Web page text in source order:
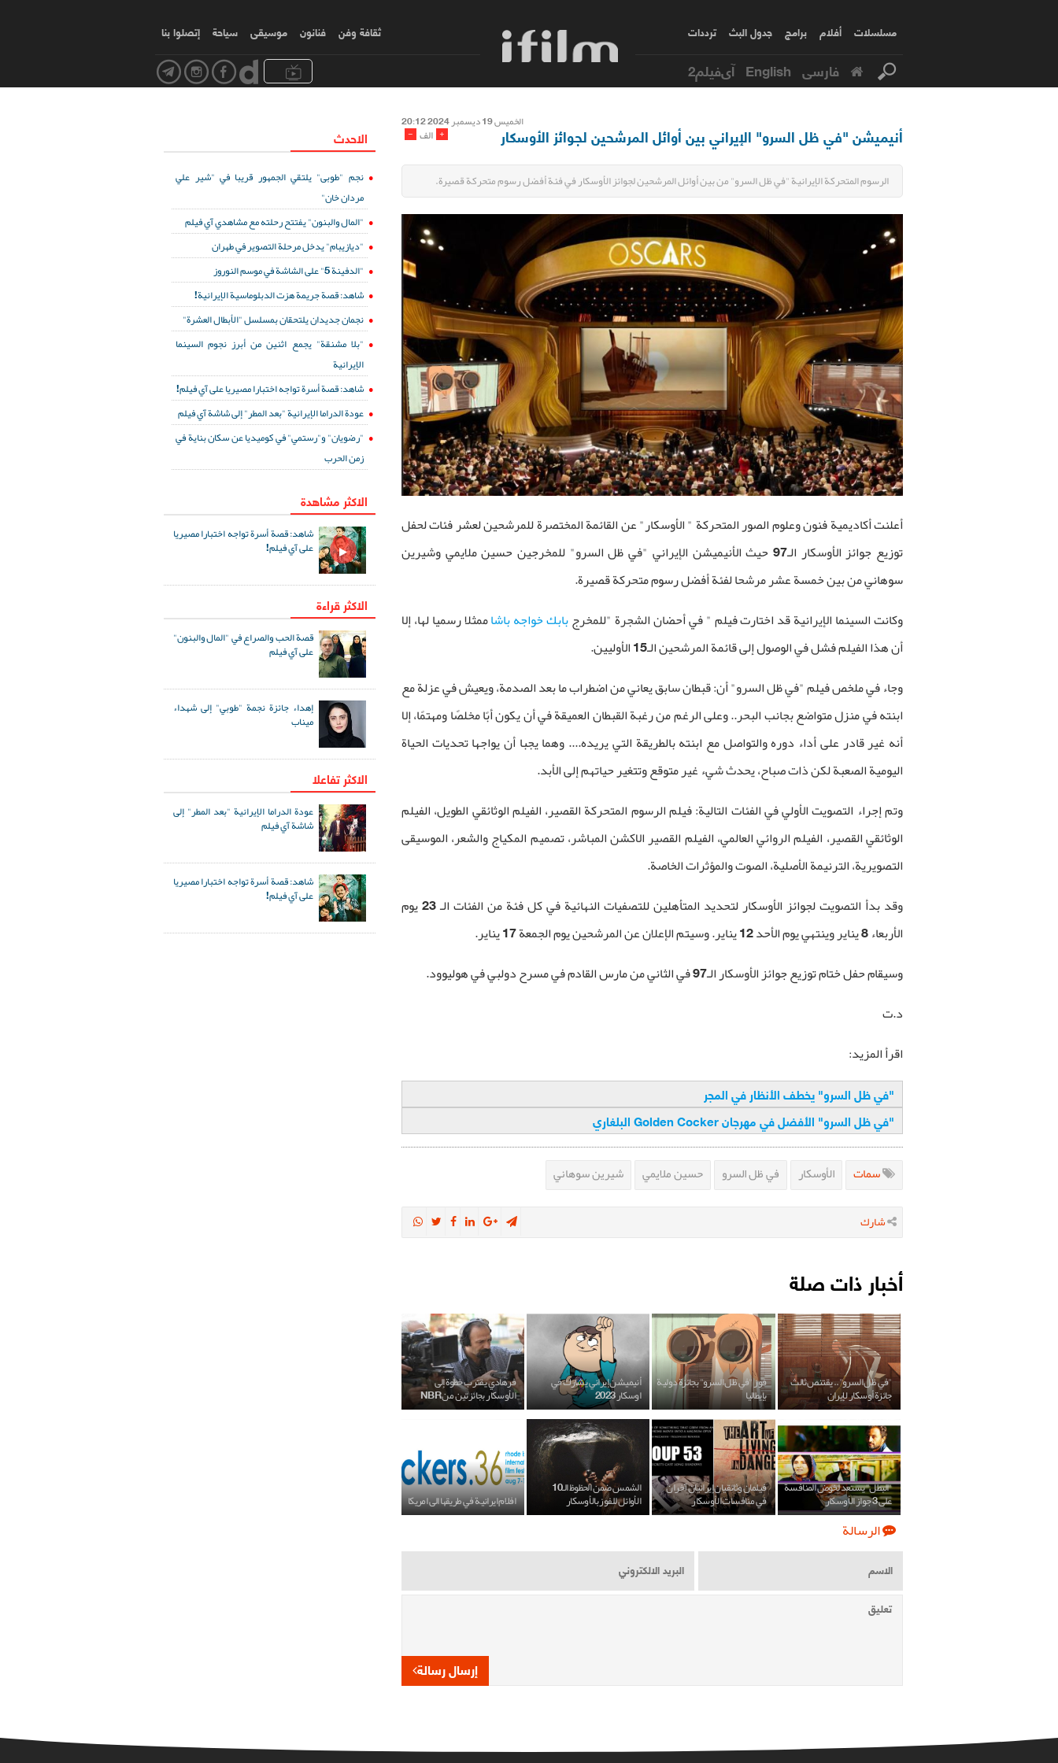
مسلسلات أفلام برامج جدول البث ترددات ثقافة وفن فنانون موسیقی سياحة إتصلوا بنا
فارسی English آی‌فیلم2
الخمیس 19 دیسمبر 2024 20:12
- الف + أنيميشن "في ظل السرو" الإيراني بين أوائل المرشحين لجوائز الأوسكار
الرسوم المتحركة الإيرانية "في ظل السرو" من بين أوائل المرشحين لجوائز الأوسكار في فئة أفضل رسوم متحركة قصيرة.
أعلنت أكاديمية فنون وعلوم الصور المتحركة " الأوسكار" عن القائمة المختصرة للمرشحين لعشر فئات لحفل
توزيع جوائز الأوسكار الـ97 حيث الأنيميشن الإيراني "في ظل السرو" للمخرجين حسين ملايمي وشيرين
سوهاني من بين خمسة عشر مرشحا لفئة أفضل رسوم متحركة قصيرة.
وكانت السينما الإيرانية قد اختارت فيلم " في أحضان الشجرة "للمخرجبابك خواجه باشاممثلا رسميا لها، إلا
أن هذا الفيلم فشل في الوصول إلى قائمة المرشحين الـ15 الأوليين.
وجاء في ملخص فيلم "في ظل السرو" أن: قبطان سابق يعاني من اضطراب ما بعد الصدمة، ويعيش في عزلة مع
ابنته في منزل متواضع بجانب البحر.. وعلى الرغم من رغبة القبطان العميقة في أن يكون أبًا مخلصًا ومهتمًا، إلا
أنه غير قادر على أداء دوره والتواصل مع ابنته بالطريقة التي يريده.... وهما يجبا أن يواجها تحديات الحياة
اليومية الصعبة لكن ذات صباح، يحدث شيء غير متوقع وتتغير حياتهم إلى الأبد.
وتم إجراء التصويت الأولي في الفئات التالية: فيلم الرسوم المتحركة القصير، الفيلم الوثائقي الطويل، الفيلم
الوثائقي القصير، الفيلم الروائي العالمي، الفيلم القصير الاكشن المباشر، تصميم المكياج والشعر، الموسيقى
التصويرية، الترنيمة الأصلية، الصوت والمؤثرات الخاصة.
وقد بدأ التصويت لجوائز الأوسكار لتحديد المتأهلين للتصفيات النهائية في كل فئة من الفئات الـ 23 يوم
الأربعاء 8 يناير وينتهي يوم الأحد 12 يناير. وسيتم الإعلان عن المرشحين يوم الجمعة 17 يناير.
وسيقام حفل ختام توزيع جوائز الأوسكار الـ97 في الثاني من مارس القادم في مسرح دولبي في هوليوود.
د.ت
اقرأ المزيد:
"في ظل السرو" يخطف الأنظار في المجر
"في ظل السرو" الأفضل في مهرجان Golden Cocker البلغاري
سمات الأوسكار في ظل السرو حسين ملايمي شيرين سوهاني
شارك
أخبار ذات صلة
"في ظل السرو".. يقتنص ثالث
جائزة أوسكار لإيران
فوز "في ظل السرو" بجائزة دولية
بإيطاليا
أنيميشن إيراني يشارك في
اوسكار 2023
فرهادي يقترب خطوة إلى
الأوسكار بجائزتين من NBR
"البطل" يستعد لخوض المنافسة
على 3 جواز الأوسكار
فيلمان وثائقيان إيرانيان آخران
في منافسات الأوسكار
الشمس ضمن الحظوظ الـ10
الأوائل للفوز بالأوسكار افلام ايرانية في طريقها الى امريكا
الرسالة
إرسال رسالة
الاحدث
نجم "طوبى" يلتقي الجمهور قريبا في "شير علي
مردان خان"
"المال والبنون" يفتتح رحلته مع مشاهدي آي فيلم
"ديازيبام" يدخل مرحلة التصوير في طهران
"الدفينة 5" على الشاشة في موسم النوروز
شاهد: قصة جريمة هزت الدبلوماسية الإيرانية!
نجمان جديدان يلتحقان بمسلسل "الأبطال العشرة"
"بلا مشنقة" يجمع اثنين من أبرز نجوم السينما
الإيرانية
شاهد: قصة أسرة تواجه اختبارا مصيريا على آي فيلم!
عودة الدراما الإيرانية "بعد المطر" إلى شاشة آي فيلم
"رضويان" و"رستمي" في كوميديا عن سكان بناية في
زمن الحرب
الاكثر مشاهدة
شاهد: قصة أسرة تواجه اختبارا مصيريا
على آي فيلم!
الاكثر قراءة
قصة الحب والصراع في "المال والبنون"
على آي فيلم
إهداء جائزة نجمة "طوبي" إلى شهداء
ميناب
الاکثر تفاعلا
عودة الدراما الإيرانية "بعد المطر" إلى
شاشة آي فيلم
شاهد: قصة أسرة تواجه اختبارا مصيريا
على آي فيلم!